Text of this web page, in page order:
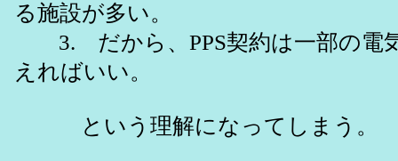
る施設が多い。
3. だから、PPS契約は一部の電
えればいい。
という理解になってしまう。